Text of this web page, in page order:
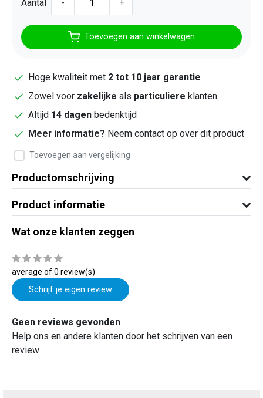
Aantal - +
Toevoegen aan winkelwagen
Hoge kwaliteit met 2 tot 10 jaar garantie
Zowel voor zakelijke als particuliere klanten
Altijd 14 dagen bedenktijd
Meer informatie? Neem contact op over dit product
Toevoegen aan vergelijking
Productomschrijving
Product informatie
Wat onze klanten zeggen
average of 0 review(s)
Schrijf je eigen review
Geen reviews gevonden
Help ons en andere klanten door het schrijven van een
review